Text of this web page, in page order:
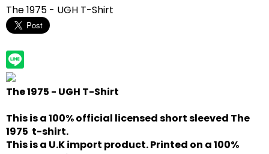
The 1975 - UGH T-Shirt
The 1975 - UGH T-Shirt
This is a 100% official licensed short sleeved The
1975 t-shirt.
This is a U.K import product. Printed on a 100%